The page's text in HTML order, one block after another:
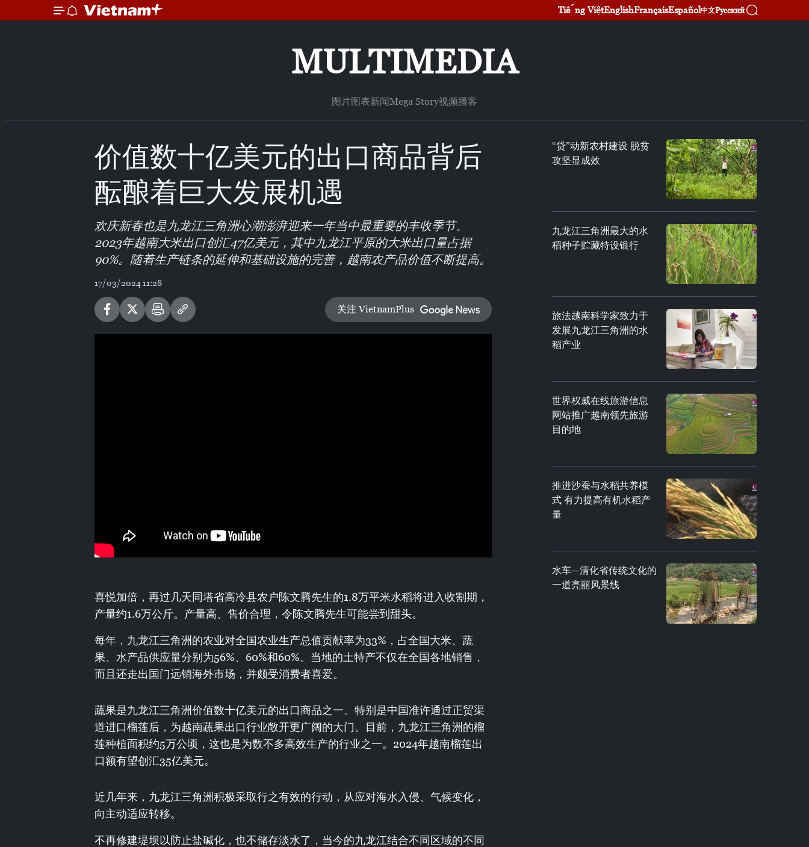
Tiếng ViệtEnglishFrançaisEspañol中文Русский
MULTIMEDIA
图片图表新闻Mega Story视频播客
价值数十亿美元的出口商品背后
酝酿着巨大发展机遇
欢庆新春也是九龙江三角洲心潮澎湃迎来一年当中最重要的丰收季节。
2023年越南大米出口创汇47亿美元，其中九龙江平原的大米出口量占据
90%。随着生产链条的延伸和基础设施的完善，越南农产品价值不断提高。
17/03/2024 11:28
关注 VietnamPlus
喜悦加倍，再过几天同塔省高冷县农户陈文腾先生的1.8万平米水稻将进入收割期，
产量约1.6万公斤。产量高、售价合理，令陈文腾先生可能尝到甜头。
每年，九龙江三角洲的农业对全国农业生产总值贡献率为33%，占全国大米、蔬
果、水产品供应量分别为56%、60%和60%。当地的土特产不仅在全国各地销售，
而且还走出国门远销海外市场，并颇受消费者喜爱。
蔬果是九龙江三角洲价值数十亿美元的出口商品之一。特别是中国准许通过正贸渠
道进口榴莲后，为越南蔬果出口行业敞开更广阔的大门。目前，九龙江三角洲的榴
莲种植面积约5万公顷，这也是为数不多高效生产的行业之一。2024年越南榴莲出
口额有望创汇35亿美元。
近几年来，九龙江三角洲积极采取行之有效的行动，从应对海水入侵、气候变化，
向主动适应转移。
不再修建堤坝以防止盐碱化，也不储存淡水了，当今的九龙江结合不同区域的不同
“贷”动新农村建设 脱贫
攻坚显成效
九龙江三角洲最大的水
稻种子贮藏特设银行
旅法越南科学家致力于
发展九龙江三角洲的水
稻产业
世界权威在线旅游信息
网站推广越南领先旅游
目的地
推进沙蚕与水稻共养模
式 有力提高有机水稻产
量
水车—清化省传统文化的
一道亮丽风景线